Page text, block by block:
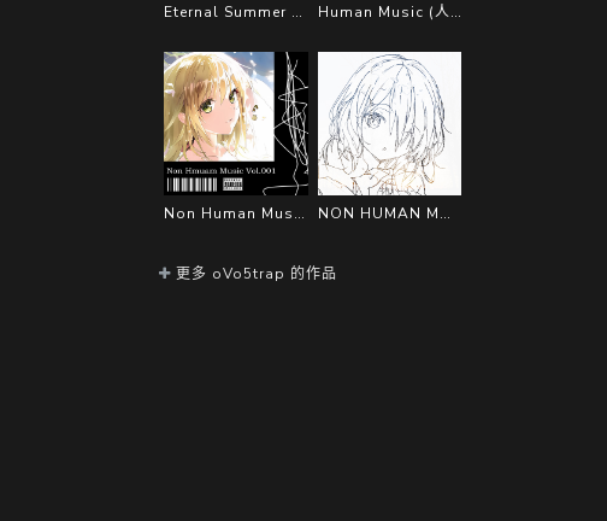
Eternal Summer with the Sea Zephyrs Human Music (人类音乐) Vol.1
Non Human Music (非人类音乐）Vol.001 NON HUMAN MUSIC 002
更多 oVo5trap 的作品